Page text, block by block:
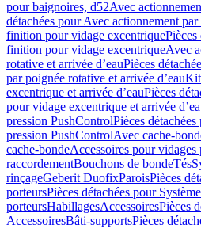
pour baignoires, d52Avec
détachées pour Avec actionnement
finition pour vidage excentriquePièces
finition pour vidage excentriqueAvec
rotative et arrivée d’eauPièces
par poignée rotative et arrivée d’eau
excentrique et arrivée d’eauPièces
pour vidage excentrique et arrivée
pression PushControlPièces
pression PushControlAvec cache-
cache-bondeAccessoires pour
raccordementBouchons de bondeTés
rinçageGeberit DuofixParoisPièces
porteursPièces détachées pour
porteursHabillagesAccessoiresPièces
AccessoiresBâti-supportsPièces